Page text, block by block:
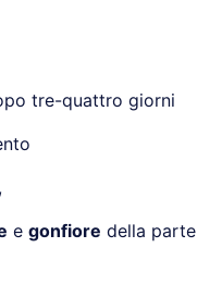
tre-quattro giorni
,
e gonfiore della parte